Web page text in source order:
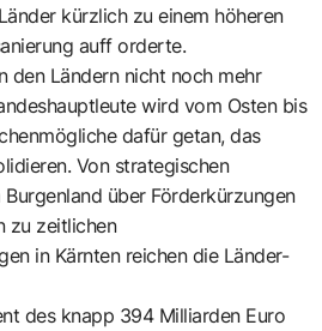
kürzlich zu einem höheren
auff orderte.
den Ländern nicht noch mehr
wird vom Osten bis
dafür getan, das
Von strategischen
über Förderkürzungen
zu zeitlichen
in Kärnten reichen die Länder-
des knapp 394 Milliarden Euro